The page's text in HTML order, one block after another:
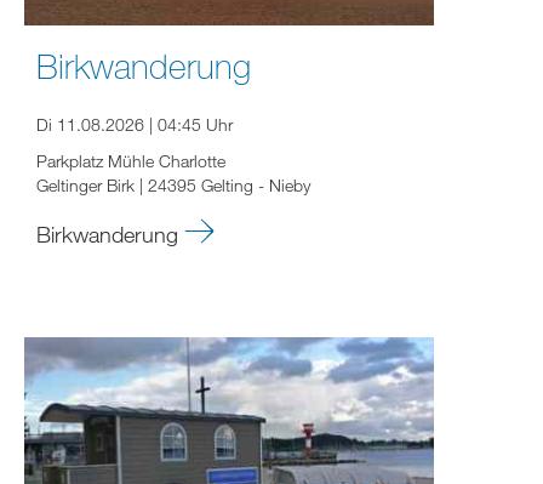
Birkwanderung
Di 11.08.2026 | 04:45 Uhr
Parkplatz Mühle Charlotte
Geltinger Birk | 24395 Gelting - Nieby
Birkwanderung